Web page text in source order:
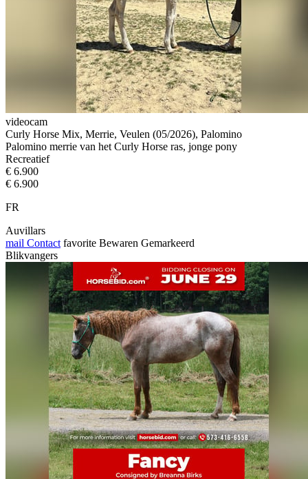
videocam
Curly Horse Mix, Merrie, Veulen (05/2026), Palomino
Palomino merrie van het Curly Horse ras, jonge pony
Recreatief
€ 6.900
€ 6.900
FR
Auvillars
mail Contact favorite Bewaren Gemarkeerd
Blikvangers